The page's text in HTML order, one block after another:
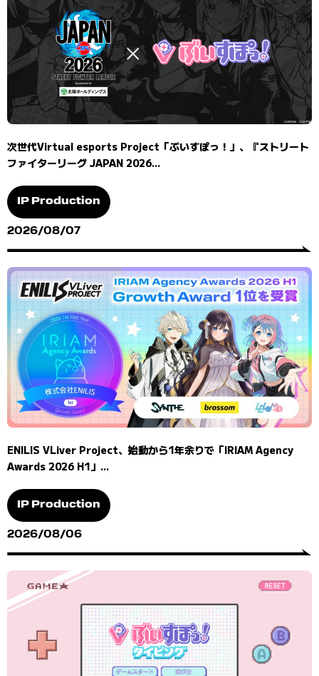
次世代Virtual esports Project「ぶいすぽっ！」、『ストリート
ファイターリーグ JAPAN 2026...
IP Production
2026/08/07
ENILIS VLiver Project、始動から1年余りで「IRIAM Agency
Awards 2026 H1」...
IP Production
2026/08/06